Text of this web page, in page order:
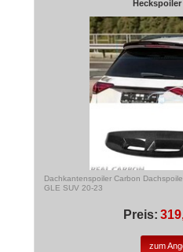
Dachkantenspoiler Carbon
GLE SUV 20-23
Preis:
zum